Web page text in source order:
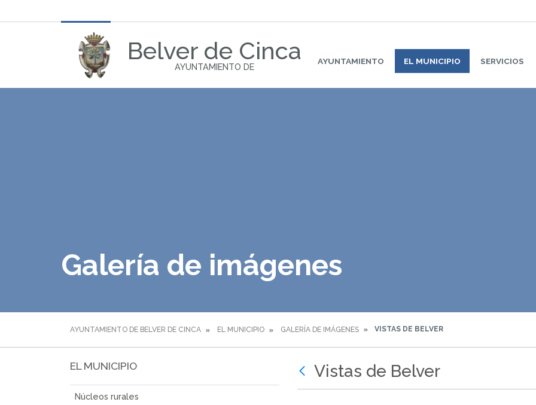
Belver de Cinca
AYUNTAMIENTO DE
AYUNTAMIENTO EL MUNICIPIO SERVICIOS
Galería de imágenes
AYUNTAMIENTO DE BELVER DE CINCA EL MUNICIPIO GALERÍA DE IMÁGENES VISTAS DE BELVER
EL MUNICIPIO
Núcleos rurales
Vistas de Belver